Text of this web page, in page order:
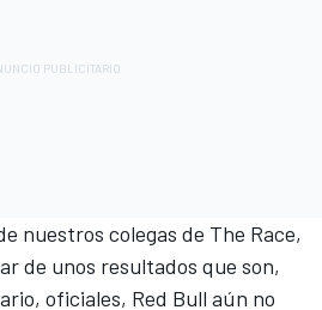
nuestros colegas de The Race,
de unos resultados que son,
oficiales, Red Bull aún no